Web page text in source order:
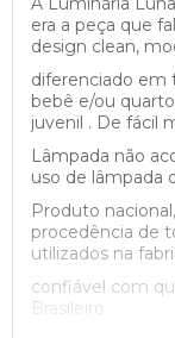
era a peça que
design clean,
diferenciado em
bebê e/ou
juvenil . De fácil
Lâmpada não
uso de lâmpada
Produto
procedência de
utilizados na
confiável com
Brasileiro.